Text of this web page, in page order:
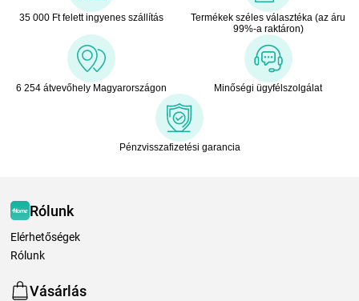
35 000 Ft felett ingyenes szállítás
Termékek széles választéka (az áru
99%-a raktáron)
6 254 átvevőhely Magyarországon Minőségi ügyfélszolgálat
Pénzvisszafizetési garancia
Rólunk
Elérhetőségek
Rólunk
Vásárlás